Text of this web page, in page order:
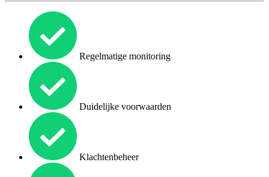
Regelmatige monitoring
Duidelijke voorwaarden
Klachtenbeheer